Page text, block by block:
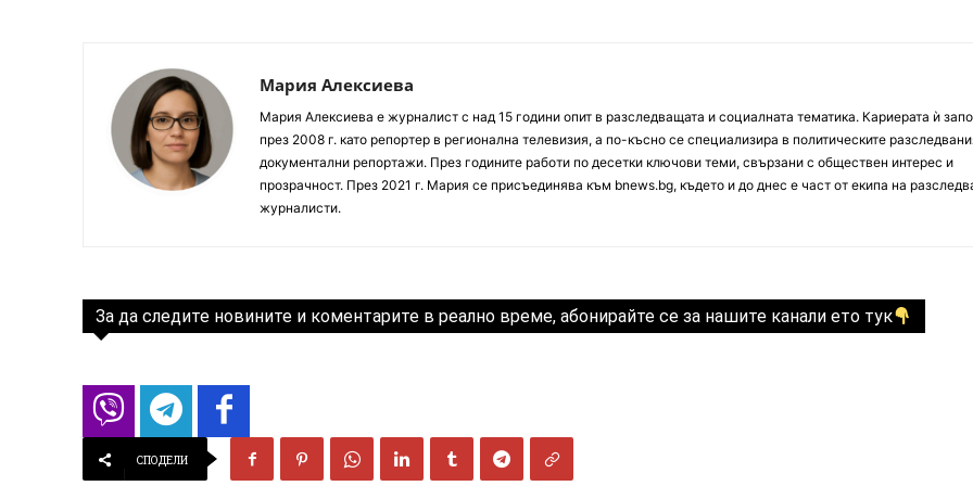
Мария Алексиева
Мария Алексиева е журналист с над 15 години опит в разследващата и социалната тематика. Кариерата ѝ
през 2008 г. като репортер в регионална телевизия, а по-късно се специализира в политическите
документални репортажи. През годините работи по десетки ключови теми, свързани с обществен интерес и
прозрачност. През 2021 г. Мария се присъединява към bnews.bg, където и до днес е част от екипа на
журналисти.
За да следите новините и коментарите в реално време, абонирайте се за нашите канали ето тук
СПОДЕЛИ